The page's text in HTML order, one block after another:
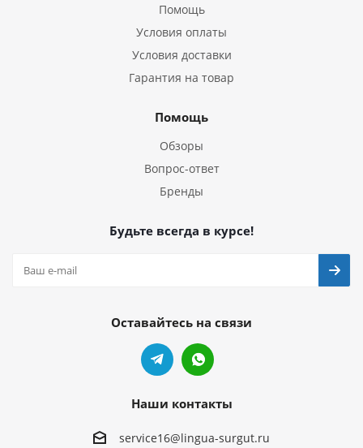
Помощь
Условия оплаты
Условия доставки
Гарантия на товар
Помощь
Обзоры
Вопрос-ответ
Бренды
Будьте всегда в курсе!
Оставайтесь на связи
Наши контакты
service16@lingua-surgut.ru